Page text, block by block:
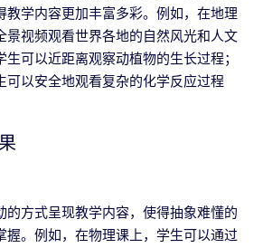
教学内容更加丰富多彩。例如，在地理
景视频观看世界各地的自然风光和人文
可以近距离观察动植物的生长过程；
可以安全地观看复杂的化学反应过程
的方式呈现教学内容，使得抽象难懂的
握。例如，在物理课上，学生可以通过